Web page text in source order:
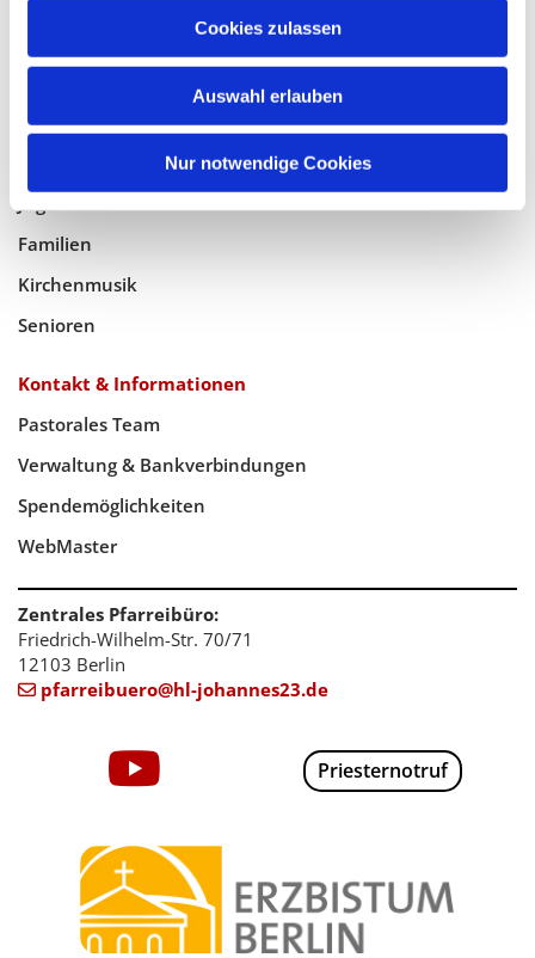
Cookies zulassen
Auswahl erlauben
Nur notwendige Cookies
Geistlicher Raum
Taufe, Kommunion & Trauung
Familien
Kirchenmusik
Senioren
Kontakt & Informationen
Pastorales Team
Verwaltung & Bankverbindungen
Spendemöglichkeiten
WebMaster
Zentrales Pfarreibüro:
Friedrich-Wilhelm-Str. 70/71
12103 Berlin
 pfarreibuero@hl-johannes23.de
Priesternotruf